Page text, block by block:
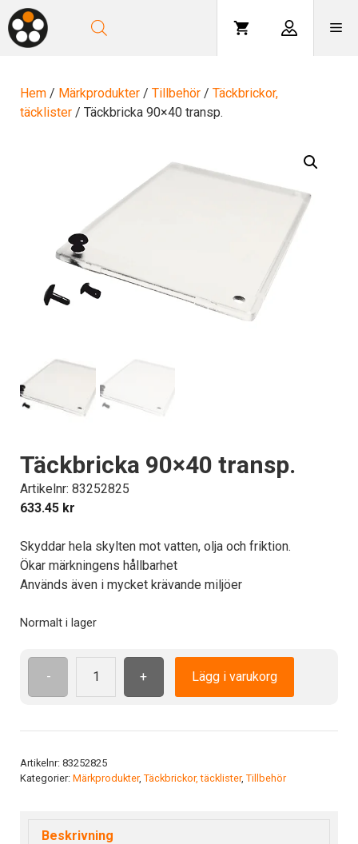
Hoppa
till
innehåll
Hem / Märkprodukter / Tillbehör / Täckbrickor,
täcklister / Täckbricka 90×40 transp.
Täckbricka 90×40 transp.
Artikelnr: 83252825
633.45 kr
Skyddar hela skylten mot vatten, olja och friktion.
Ökar märkningens hållbarhet
Används även i mycket krävande miljöer
Normalt i lager
-
Täckbricka
+ Lägg i varukorg
Artikelnr: 83252825
Kategorier: Märkprodukter, Täckbrickor, täcklister, Tillbehör
Beskrivning